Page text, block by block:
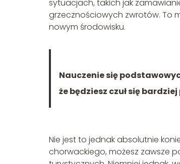
sytuacjach, takich jak
grzecznościowych zwrotów. To
nowym środowisku.
Nauczenie się
że będziesz czuł się
Nie jest to jednak absolutnie
chorwackiego, możesz zawsze